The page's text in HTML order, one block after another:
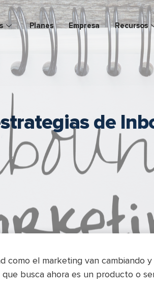
Planes Empresa Recursos
de
el marketing van cambiando
busca ahora es un producto o